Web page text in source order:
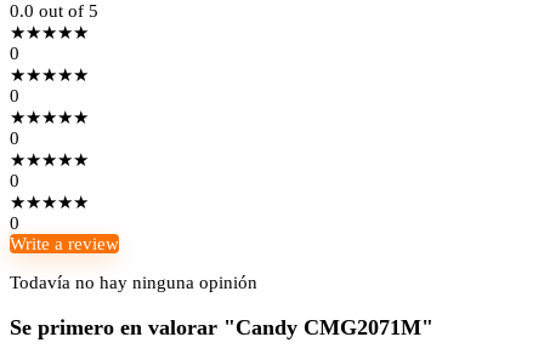
0.0 out of 5
★★★★★
0
★★★★★
0
★★★★★
0
★★★★★
0
★★★★★
0
Write a review
Todavía no hay ninguna opinión
Se primero en valorar "Candy CMG2071M"